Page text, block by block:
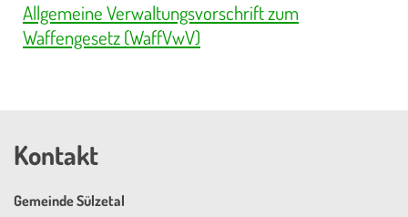
Allgemeine Verwaltungsvorschrift zum
Waffengesetz (WaffVwV)
Kontakt
Gemeinde Sülzetal